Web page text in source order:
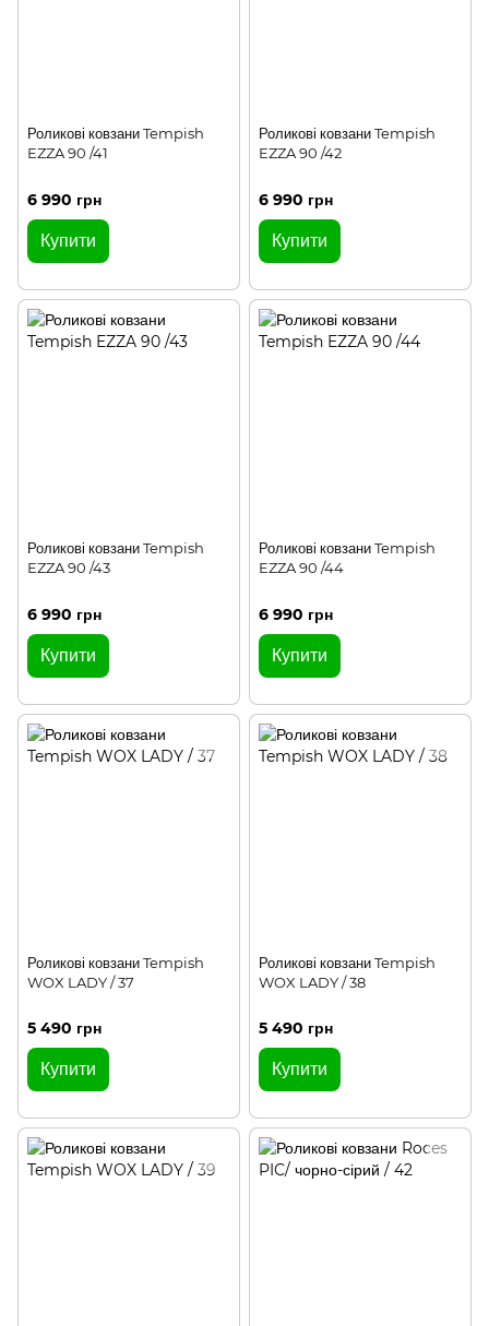
Роликові ковзани Tempish
EZZA 90 /41
6 990 грн
Купити
Роликові ковзани Tempish
EZZA 90 /42
6 990 грн
Купити
Роликові ковзани Tempish
EZZA 90 /43
6 990 грн
Купити
Роликові ковзани Tempish
EZZA 90 /44
6 990 грн
Купити
Роликові ковзани Tempish
WOX LADY / 37
5 490 грн
Купити
Роликові ковзани Tempish
WOX LADY / 38
5 490 грн
Купити